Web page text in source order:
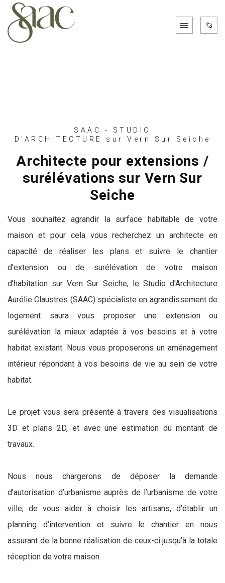
SAAC - STUDIO
D'ARCHITECTURE sur Vern Sur Seiche
Architecte pour extensions /
surélévations sur Vern Sur
Seiche
Vous souhaitez agrandir la surface habitable de votre
maison et pour cela vous recherchez un architecte en
capacité de réaliser les plans et suivre le chantier
d’extension ou de surélévation de votre maison
d’habitation sur Vern Sur Seiche, le Studio d'Architecture
Aurélie Claustres (SAAC) spécialiste en agrandissement de
logement saura vous proposer une extension ou
surélévation la mieux adaptée à vos besoins et à votre
habitat existant. Nous vous proposerons un aménagement
intérieur répondant à vos besoins de vie au sein de votre
habitat.
Le projet vous sera présenté à travers des visualisations
3D et plans 2D, et avec une estimation du montant de
travaux.
Nous nous chargerons de déposer la demande
d’autorisation d’urbanisme auprès de l’urbanisme de votre
ville, de vous aider à choisir les artisans, d’établir un
planning d’intervention et suivre le chantier en nous
assurant de la bonne réalisation de ceux-ci jusqu’à la totale
réception de votre maison.